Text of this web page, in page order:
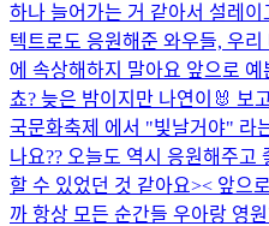
하나 늘어가는 거 같아서 설레
텍트로도 응원해준 와우들, 우
에 속상해하지 말아요 앞으로
쵸? 늦은 밤이지만 나연이🐰 보
국문화축제 에서 "빛날거야" 라
나요?? 오늘도 역시 응원해주고
할 수 있었던 것 같아요>< 앞으
까 항상 모든 순간들 우아랑